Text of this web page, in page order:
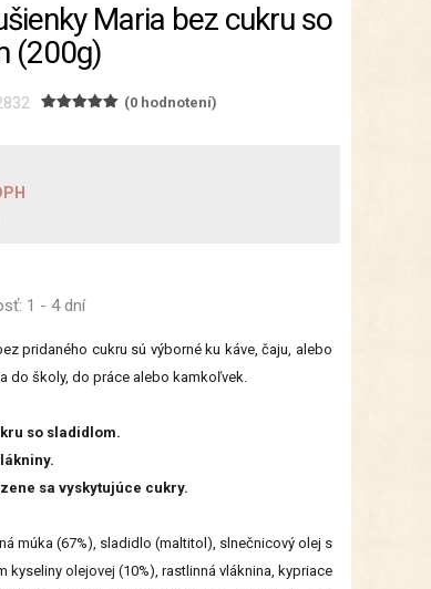
Maria bez cukru so
(200g)
(0 hodnotení)
1 - 4 dní
pridaného cukru sú výborné ku káve, čaju, alebo
do školy, do práce alebo kamkoľvek.
so sladidlom.
sa vyskytujúce cukry.
múka (67%), sladidlo (maltitol), slnečnicový olej s
kyseliny olejovej (10%), rastlinná vláknina, kypriace